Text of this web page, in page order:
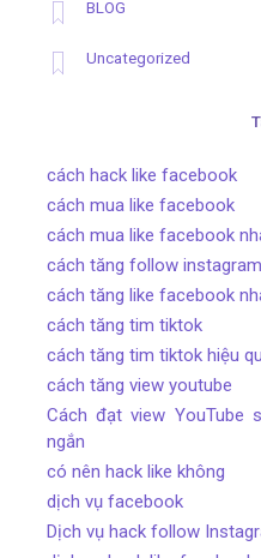
BLOG
Uncategorized
cách hack like facebook
cách mua like facebook
cách mua like facebook
cách tăng follow
cách tăng like facebook
cách tăng tim tiktok
cách tăng tim tiktok hiệu
cách tăng view youtube
Cách đạt view YouTube
ngắn
có nên hack like không
dịch vụ facebook
Dịch vụ hack follow